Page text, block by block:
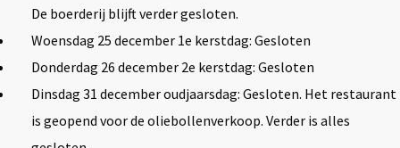
De boerderij blijft verder gesloten.
Woensdag 25 december 1e kerstdag: Gesloten
Donderdag 26 december 2e kerstdag: Gesloten
Dinsdag 31 december oudjaarsdag: Gesloten. Het restaurant
is geopend voor de oliebollenverkoop. Verder is alles